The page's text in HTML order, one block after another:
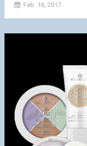
Feb. 16, 2017